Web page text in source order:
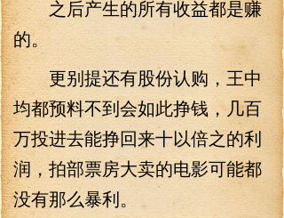
之后产生的所有收益都是赚
的。
更别提还有股份认购，王中
均都预料不到会如此挣钱，几百
万投进去能挣回来十以倍之的利
润，拍部票房大卖的电影可能都
没有那么暴利。